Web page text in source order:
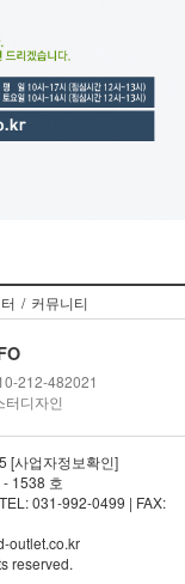
/ 커뮤니티
212-482021
터디자인
[사업자정보확인]
1538 호
031-992-0499 | FAX:
outlet.co.kr
reserved.